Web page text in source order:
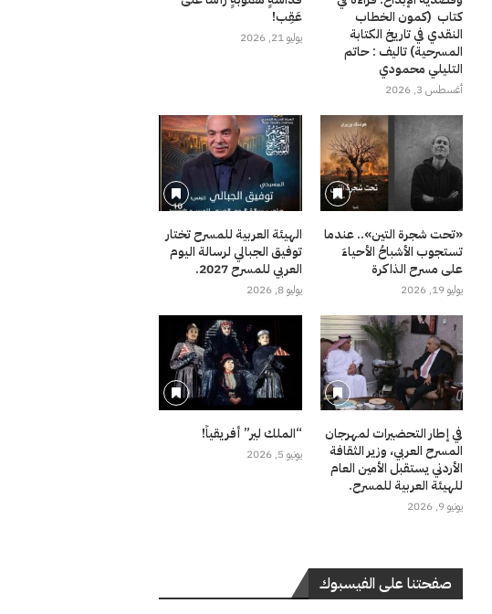
كتاب (كمون الخطاب
النقدي في تاريخ الكتابة
المسرحية) تاليف : حاتم
التليلي محمودي
أغسطس 3, 2026
عَقِب!
يوليو 21, 2026
«تحت شجرة التين».. عندما
تستجوب الأشباحُ الأحياءَ
على مسرح الذاكرة
يوليو 19, 2026
الهيئة العربية للمسرح تختار
توفيق الجبالي لرسالة اليوم
العربي للمسرح 2027.
يوليو 8, 2026
في إطار التحضيرات لمهرجان
المسرح العربي، وزير الثقافة
الأردني يستقبل الأمين العام
للهيئة العربية للمسرح.
يونيو 9, 2026
“الملك لير” أفريقياً!
يونيو 5, 2026
صفحتنا على الفيسبوك